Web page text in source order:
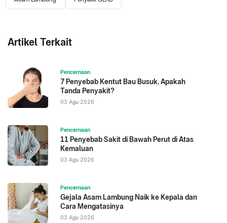
Artikel Terkait
Pencernaan
7 Penyebab Kentut Bau Busuk, Apakah
Tanda Penyakit?
03 Agu 2026
Pencernaan
11 Penyebab Sakit di Bawah Perut di Atas
Kemaluan
03 Agu 2026
Pencernaan
Gejala Asam Lambung Naik ke Kepala dan
Cara Mengatasinya
03 Agu 2026